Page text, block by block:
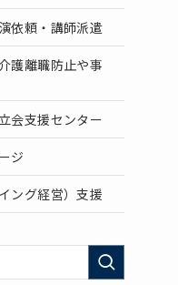
依頼・講師派遣
護離職防止や事
会支援センター
ジ
ング経営）支援